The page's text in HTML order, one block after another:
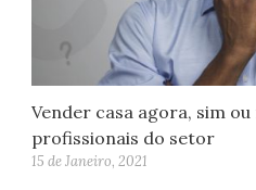
Vender casa agora, sim
profissionais do setor
15 de Janeiro, 2021